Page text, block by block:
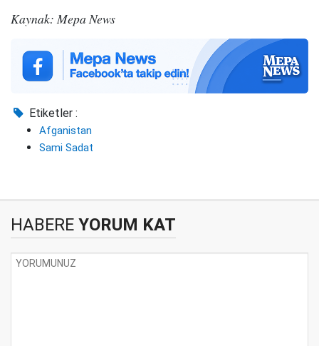
Kaynak: Mepa News
Etiketler :
Afganistan
Sami Sadat
HABERE YORUM KAT